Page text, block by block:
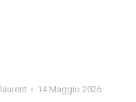
laurent 14 Maggio 2026